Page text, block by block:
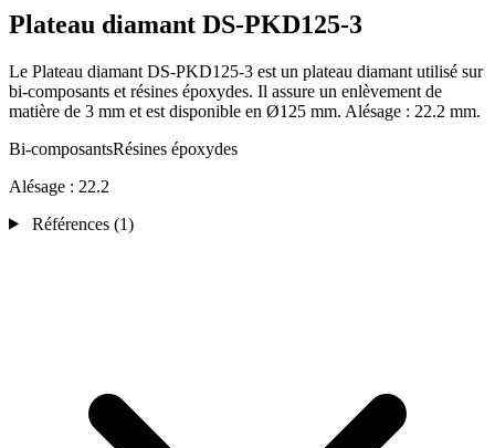
Plateau diamant DS-PKD125-3
Le Plateau diamant DS-PKD125-3 est un plateau diamant utilisé sur
bi-composants et résines époxydes. Il assure un enlèvement de
matière de 3 mm et est disponible en Ø125 mm. Alésage : 22.2 mm.
Bi-composantsRésines époxydes
Alésage : 22.2
Références (1)